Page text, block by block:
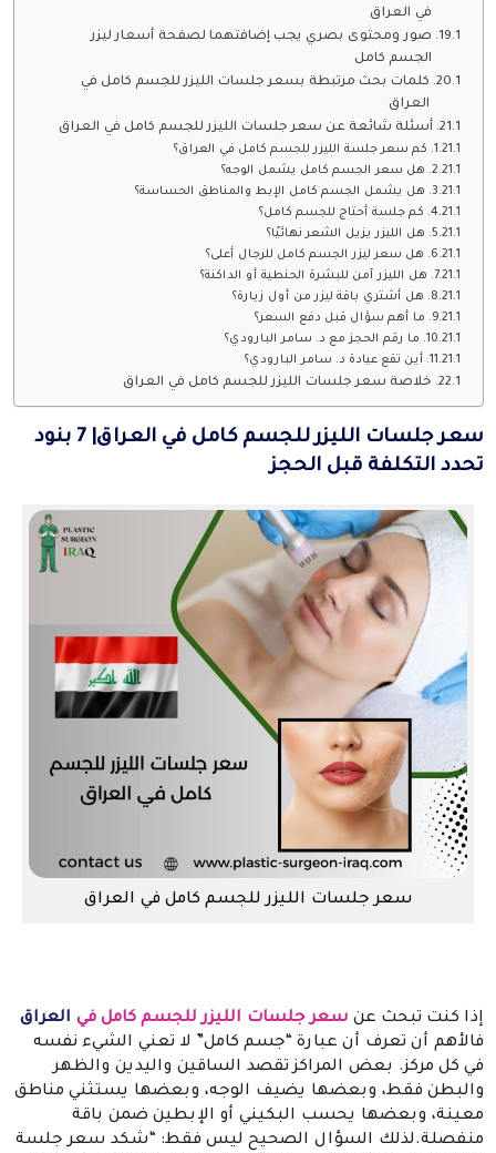
في العراق
صور ومحتوى بصري يجب إضافتهما لصفحة أسعار ليزر
الجسم كامل
كلمات بحث مرتبطة بسعر جلسات الليزر للجسم كامل في
العراق
أسئلة شائعة عن سعر جلسات الليزر للجسم كامل في العراق
كم سعر جلسة الليزر للجسم كامل في العراق؟
هل سعر الجسم كامل يشمل الوجه؟
هل يشمل الجسم كامل الإبط والمناطق الحساسة؟
كم جلسة أحتاج للجسم كامل؟
هل الليزر يزيل الشعر نهائيًا؟
هل سعر ليزر الجسم كامل للرجال أعلى؟
هل الليزر آمن للبشرة الحنطية أو الداكنة؟
هل أشتري باقة ليزر من أول زيارة؟
ما أهم سؤال قبل دفع السعر؟
ما رقم الحجز مع د. سامر البارودي؟
أين تقع عيادة د. سامر البارودي؟
خلاصة سعر جلسات الليزر للجسم كامل في العراق
سعر جلسات الليزر للجسم كامل في العراق| 7 بنود
تحدد التكلفة قبل الحجز
سعر جلسات الليزر للجسم كامل في العراق
إذا كنت تبحث عن سعر جلسات الليزر للجسم كامل في العراق
فالأهم أن تعرف أن عبارة “جسم كامل” لا تعني الشيء نفسه
في كل مركز. بعض المراكز تقصد الساقين واليدين والظهر
والبطن فقط، وبعضها يضيف الوجه، وبعضها يستثني مناطق
معينة، وبعضها يحسب البكيني أو الإبطين ضمن باقة
منفصلة.لذلك السؤال الصحيح ليس فقط: “شكد سعر جلسة